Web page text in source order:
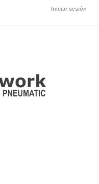
Iniciar sesión